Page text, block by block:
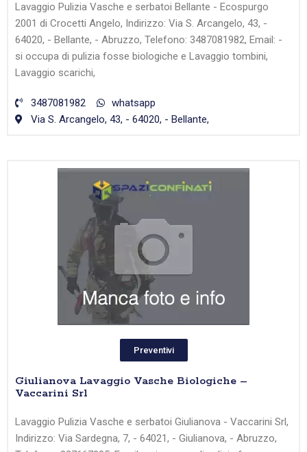
Lavaggio Pulizia Vasche e serbatoi Bellante - Ecospurgo
2001 di Crocetti Angelo, Indirizzo: Via S. Arcangelo, 43, -
64020, - Bellante, - Abruzzo, Telefono: 3487081982, Email: -
si occupa di pulizia fosse biologiche e Lavaggio tombini,
Lavaggio scarichi,
3487081982
whatsapp
Via S. Arcangelo, 43, - 64020, - Bellante,
Preventivi
Giulianova Lavaggio Vasche Biologiche –
Vaccarini Srl
Lavaggio Pulizia Vasche e serbatoi Giulianova - Vaccarini Srl,
Indirizzo: Via Sardegna, 7, - 64021, - Giulianova, - Abruzzo,